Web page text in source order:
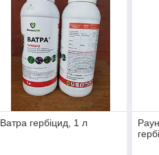
Ватра гербіцид, 1 л